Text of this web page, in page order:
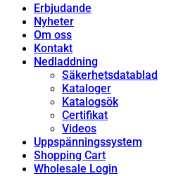
Erbjudande
Nyheter
Om oss
Kontakt
Nedladdning
Säkerhetsdatablad
Kataloger
Katalogsök
Certifikat
Videos
Uppspänningssystem
Shopping Cart
Wholesale Login